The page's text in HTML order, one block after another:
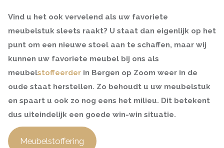
Vind u het ook vervelend als uw favoriete
meubelstuk sleets raakt? U staat dan eigenlijk op het
punt om een nieuwe stoel aan te schaffen, maar wij
kunnen uw favoriete meubel bij ons als
meubelstoffeerder in Bergen op Zoom weer in de
oude staat herstellen. Zo behoudt u uw meubelstuk
en spaart u ook zo nog eens het milieu. Dit betekent
dus uiteindelijk een goede win-win situatie.
Meubelstoffering